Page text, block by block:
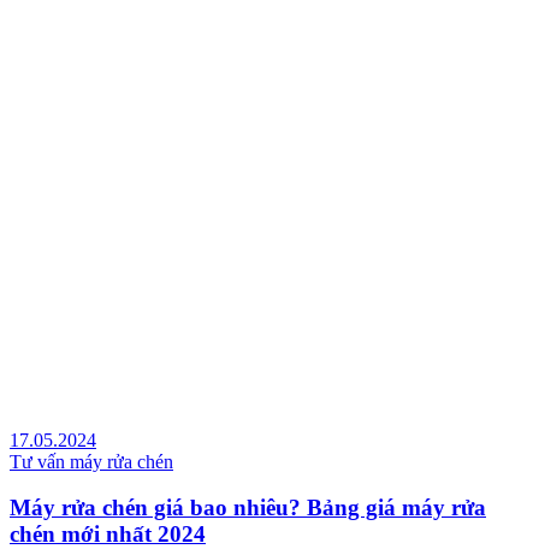
17.05.2024
Tư vấn máy rửa chén
Máy rửa chén giá bao nhiêu? Bảng giá máy rửa
chén mới nhất 2024